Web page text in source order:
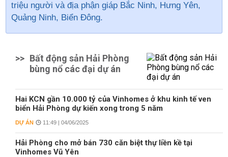
triệu người và địa phận giáp Bắc Ninh, Hưng Yên,
Quảng Ninh, Biển Đông.
>> Bất động sản Hải Phòng
bùng nổ các đại dự án
Hai KCN gần 10.000 tỷ của Vinhomes ở khu kinh tế ven
biển Hải Phòng dự kiến xong trong 5 năm
DỰ ÁN 11:49 | 04/06/2025
Hải Phòng cho mở bán 730 căn biệt thự liền kề tại
Vinhomes Vũ Yên